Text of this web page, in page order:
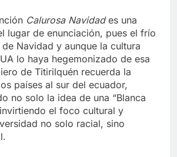
Calurosa Navidades una
lugar de enunciación, pues el frío
Navidad y aunque la cultura
lo haya hegemonizado de esa
de Titirilquén recuerda la
países al sur del ecuador,
no solo la idea de una “Blanca
el foco cultural y
no solo racial, sino